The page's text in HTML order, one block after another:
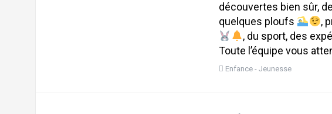
découvertes bien sûr,
quelques ploufs
,
, du sport, des
Toute l’équipe vous
Enfance - Jeunesse